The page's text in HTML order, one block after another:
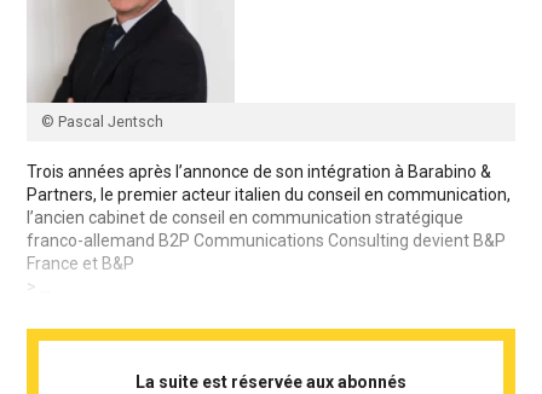
© Pascal Jentsch
Trois années après l’annonce de son intégration à Barabino &
Partners, le premier acteur italien du conseil en communication,
l’ancien cabinet de conseil en communication stratégique
franco-allemand B2P Communications Consulting devient B&P
France et B&P
> ...
La suite est réservée aux abonnés